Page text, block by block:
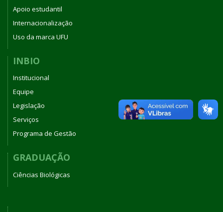
Apoio estudantil
Internacionalização
Uso da marca UFU
INBIO
Institucional
Equipe
Legislação
Serviços
Programa de Gestão
GRADUAÇÃO
Ciências Biológicas